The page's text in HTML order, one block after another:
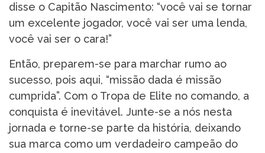
disse o Capitão Nascimento: “você vai se tornar
um excelente jogador, você vai ser uma lenda,
você vai ser o cara!”
Então, preparem-se para marchar rumo ao
sucesso, pois aqui, “missão dada é missão
cumprida”. Com o Tropa de Elite no comando, a
conquista é inevitável. Junte-se a nós nesta
jornada e torne-se parte da história, deixando
sua marca como um verdadeiro campeão do